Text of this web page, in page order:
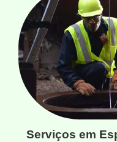
Serviços em